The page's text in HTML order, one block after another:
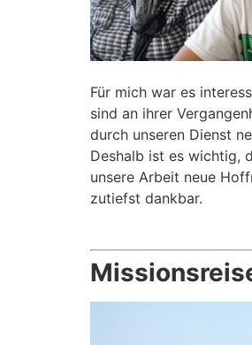
Für mich war es
sind an ihrer
durch unseren Dienst
Deshalb ist es wichtig,
unsere Arbeit neue
zutiefst dankbar.